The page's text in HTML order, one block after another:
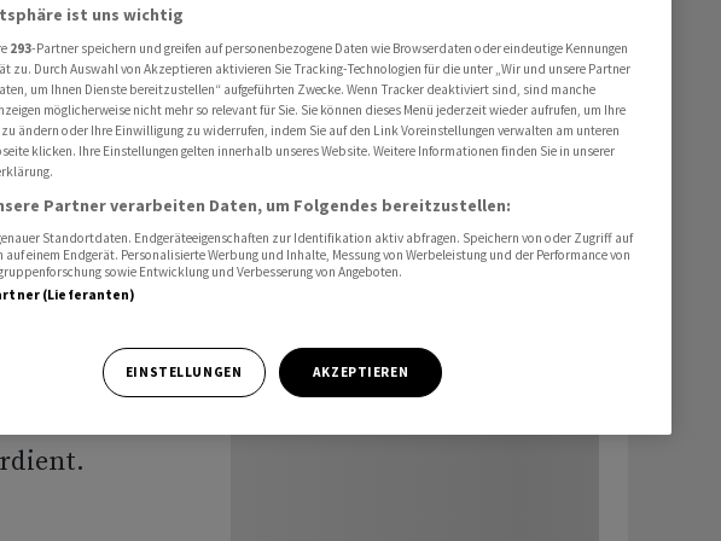
Betriebsgewinn im 2023
Umsatz stabil
ist uns wichtig
293-Partner speichern und greifen auf personenbezogene Daten wie Browserdaten oder eindeutige Kennungen
zu. Durch Auswahl von Akzeptieren aktivieren Sie Tracking-Technologien für die unter „Wir und unsere Partner
um Ihnen Dienste bereitzustellen“ aufgeführten Zwecke. Wenn Tracker deaktiviert sind, sind manche
möglicherweise nicht mehr so relevant für Sie. Sie können dieses Menü jederzeit wieder aufrufen, um Ihre
ändern oder Ihre Einwilligung zu widerrufen, indem Sie auf den Link Voreinstellungen verwalten am unteren
klicken. Ihre Einstellungen gelten innerhalb unseres Website. Weitere Informationen finden Sie in unserer
Partner verarbeiten Daten, um Folgendes bereitzustellen:
Standortdaten. Endgeräteeigenschaften zur Identifikation aktiv abfragen. Speichern von oder Zugriff auf
einem Endgerät. Personalisierte Werbung und Inhalte, Messung von Werbeleistung und der Performance von
sowie Entwicklung und Verbesserung von Angeboten.
(Lieferanten)
EINSTELLUNGEN AKZEPTIEREN